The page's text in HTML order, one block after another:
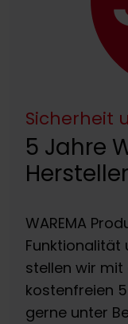
Sicherheit
5 Jahre
WAREMA
Funktionalität
stellen wir
kostenfreien
gerne unter